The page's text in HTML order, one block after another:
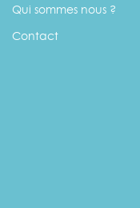
Qui sommes nous ?
Contact